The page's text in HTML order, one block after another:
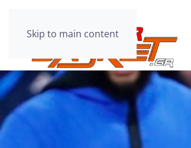
Skip to main content